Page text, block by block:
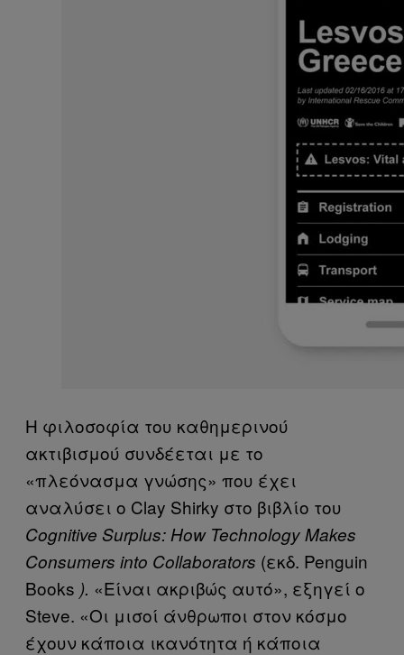
Η φιλοσοφία του καθημερινού
ακτιβισμού συνδέεται με το
«πλεόνασμα γνώσης» που έχει
αναλύσει ο Clay Shirky στο βιβλίο του
Cognitive Surplus: How Technology Makes
Consumers into Collaborators (εκδ. Penguin
Books ). «Είναι ακριβώς αυτό», εξηγεί ο
Steve. «Οι μισοί άνθρωποι στον κόσμο
έχουν κάποια ικανότητα ή κάποια